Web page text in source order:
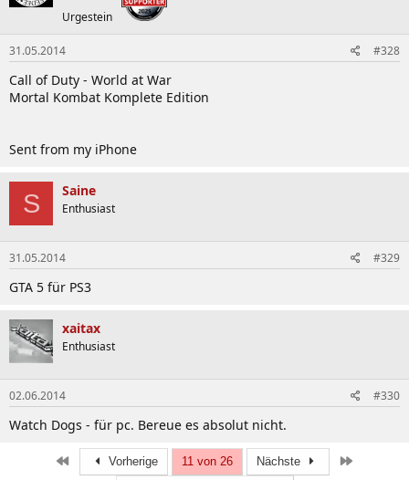
Urgestein
31.05.2014 #328
Call of Duty - World at War
Mortal Kombat Komplete Edition
Sent from my iPhone
S Saine
Enthusiast
31.05.2014 #329
GTA 5 für PS3
xaitax
Enthusiast
02.06.2014 #330
Watch Dogs - für pc. Bereue es absolut nicht.
Erste Vorherige 11 von 26 Nächste